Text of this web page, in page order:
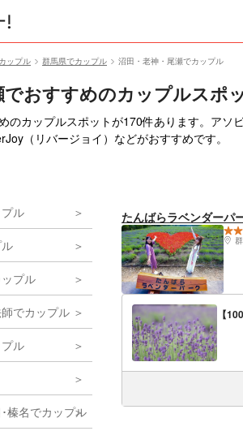
ップル 群馬県でカップル 沼田・老神・尾瀬でカップル
おすすめのカップルスポ
のカップルスポットが170件あります。ア
（リバージョイ）などがおすすめです。
たんばらラベンダーパ
【
ル
プル
でカップル
ル
榛名でカップル